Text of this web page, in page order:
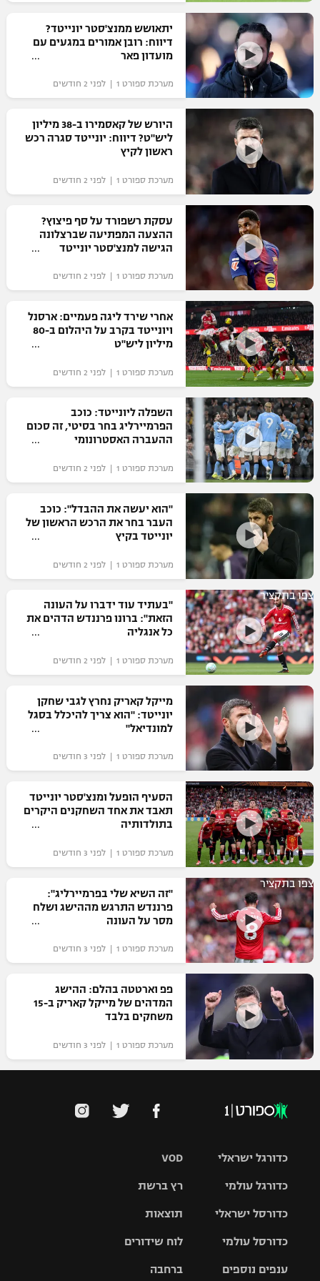
רשיון להקרנה פומבית לבית עסק
הצטרפות לחבילת הערוצים
לוח דרושים – ג'ובנט
המגזין
יתאושש ממנצ'סטר יונייטד?
דיווח: רובן אמורים במגעים עם
מועדון פאר
מערכת ספורט 1 | לפני 2 חודשים
היורש של קאסמירו ב-38 מיליון
ליש"ט? דיווח: יונייטד סגרה רכש
ראשון לקיץ
מערכת ספורט 1 | לפני 2 חודשים
עסקת רשפורד על סף פיצוץ?
ההצעה המפתיעה שברצלונה
הגישה למנצ'סטר יונייטד
מערכת ספורט 1 | לפני 2 חודשים
אחרי שירד ליגה פעמיים: ארסנל
ויונייטד בקרב על היהלום ב-80
מיליון ליש"ט
מערכת ספורט 1 | לפני 2 חודשים
השפלה ליונייטד: כוכב
הפרמיירליג בחר בסיטי, זה סכום
ההעברה האסטרונומי
מערכת ספורט 1 | לפני 2 חודשים
"הוא יעשה את ההבדל": כוכב
העבר בחר את הרכש הראשון של
יונייטד בקיץ
מערכת ספורט 1 | לפני 2 חודשים
צפו בתקציר
"בעתיד עוד ידברו על העונה
הזאת": ברונו פרננדש הדהים את
כל אנגליה
מערכת ספורט 1 | לפני 2 חודשים
מייקל קאריק נחרץ לגבי שחקן
יונייטד: "הוא צריך להיכלל בסגל
למונדיאל"
מערכת ספורט 1 | לפני 3 חודשים
הסעיף הופעל ומנצ'סטר יונייטד
תאבד את אחד השחקנים היקרים
בתולדותיה
מערכת ספורט 1 | לפני 3 חודשים
צפו בתקציר
"זה השיא שלי בפרמיירליג":
פרננדש התרגש מההישג ושלח
מסר על העונה
מערכת ספורט 1 | לפני 3 חודשים
פפ וארטטה בהלם: ההישג
המדהים של מייקל קאריק ב-15
משחקים בלבד
מערכת ספורט 1 | לפני 3 חודשים
VOD
רץ ברשת
תוצאות
לוח שידורים
ברחבה
כדורגל ישראלי
גביע הטוטו
כדורגל עולמי
האלופות
ליגה
כדורסל ישראלי
סל
כדורסל עולמי
ענפים נוספים